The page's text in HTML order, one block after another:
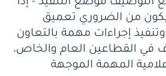
التوصيف موضع التنفيذ - إذا
من الضروري تعميق
إجراءات مهمة بالتعاون
في القطاعين العام والخاص،
المهمة الموجهة